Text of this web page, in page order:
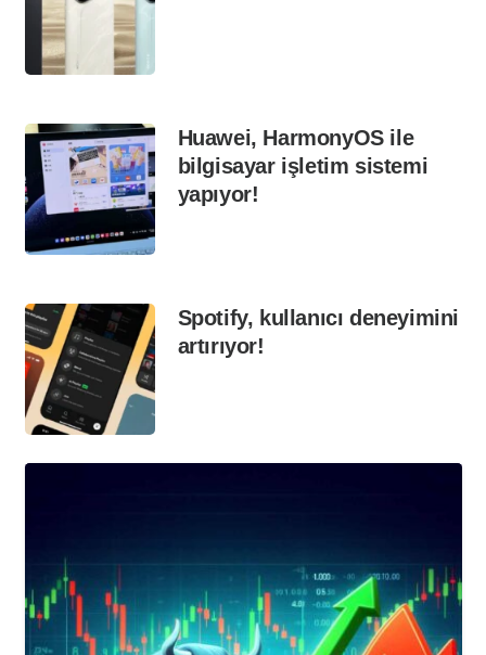
Huawei, HarmonyOS ile
bilgisayar işletim sistemi
yapıyor!
Spotify, kullanıcı deneyimini
artırıyor!